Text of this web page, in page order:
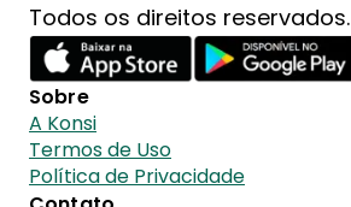
Todos os direitos reservados.
Sobre
A Konsi
Termos de Uso
Política de Privacidade